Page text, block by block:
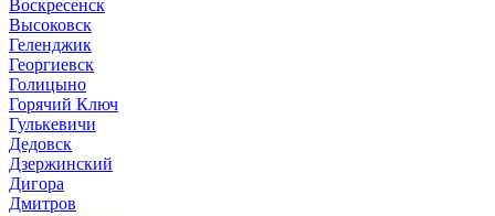
Воскресенск
Высоковск
Геленджик
Георгиевск
Голицыно
Горячий Ключ
Гулькевичи
Дедовск
Дзержинский
Дигора
Дмитров